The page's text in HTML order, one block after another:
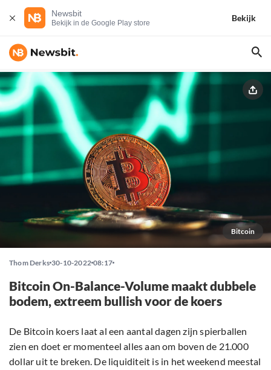
Newsbit
Bekijk in de Google Play store
Bekijk
Bitcoin
Thom Derks 30-10-2022 08:17
Bitcoin On-Balance-Volume maakt dubbele
bodem, extreem bullish voor de koers
De Bitcoin koers laat al een aantal dagen zijn spierballen
zien en doet er momenteel alles aan om boven de 21.000
dollar uit te breken. De liquiditeit is in het weekend meestal